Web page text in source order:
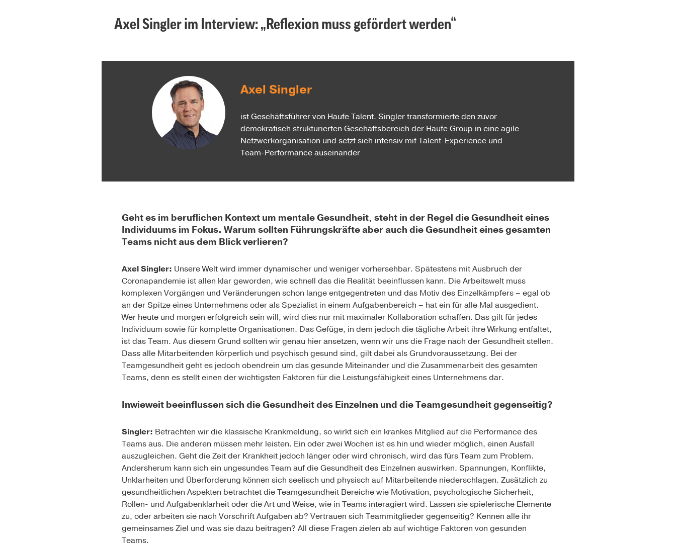
Axel Singler im Interview: „Reflexion muss gefördert werden“
Axel Singler
ist Geschäftsführer von Haufe Talent. Singler transformierte den zuvor
demokratisch strukturierten Geschäftsbereich der Haufe Group in eine agile
Netzwerkorganisation und setzt sich intensiv mit Talent-Experience und
Team-Performance auseinander
Geht es im beruflichen Kontext um mentale Gesundheit, steht in der Regel die Gesundheit eines
Individuums im Fokus. Warum sollten Führungskräfte aber auch die Gesundheit eines gesamten
Teams nicht aus dem Blick verlieren?
Axel Singler: Unsere Welt wird immer dynamischer und weniger vorhersehbar. Spätestens mit Ausbruch der
Coronapandemie ist allen klar geworden, wie schnell das die Realität beeinflussen kann. Die Arbeitswelt muss
komplexen Vorgängen und Veränderungen schon lange entgegentreten und das Motiv des Einzelkämpfers – egal ob
an der Spitze eines Unternehmens oder als Spezialist in einem Aufgabenbereich – hat ein für alle Mal ausgedient.
Wer heute und morgen erfolgreich sein will, wird dies nur mit maximaler Kollaboration schaffen. Das gilt für jedes
Individuum sowie für komplette Organisationen. Das Gefüge, in dem jedoch die tägliche Arbeit ihre Wirkung entfaltet,
ist das Team. Aus diesem Grund sollten wir genau hier ansetzen, wenn wir uns die Frage nach der Gesundheit stellen.
Dass alle Mitarbeitenden körperlich und psychisch gesund sind, gilt dabei als Grundvoraussetzung. Bei der
Teamgesundheit geht es jedoch obendrein um das gesunde Miteinander und die Zusammenarbeit des gesamten
Teams, denn es stellt einen der wichtigsten Faktoren für die Leistungsfähigkeit eines Unternehmens dar.
Inwieweit beeinflussen sich die Gesundheit des Einzelnen und die Teamgesundheit gegenseitig?
Singler: Betrachten wir die klassische Krankmeldung, so wirkt sich ein krankes Mitglied auf die Performance des
Teams aus. Die anderen müssen mehr leisten. Ein oder zwei Wochen ist es hin und wieder möglich, einen Ausfall
auszugleichen. Geht die Zeit der Krankheit jedoch länger oder wird chronisch, wird das fürs Team zum Problem.
Andersherum kann sich ein ungesundes Team auf die Gesundheit des Einzelnen auswirken. Spannungen, Konflikte,
Unklarheiten und Überforderung können sich seelisch und physisch auf Mitarbeitende niederschlagen. Zusätzlich zu
gesundheitlichen Aspekten betrachtet die Teamgesundheit Bereiche wie Motivation, psychologische Sicherheit,
Rollen- und Aufgabenklarheit oder die Art und Weise, wie in Teams interagiert wird. Lassen sie spielerische Elemente
zu, oder arbeiten sie nach Vorschrift Aufgaben ab? Vertrauen sich Teammitglieder gegenseitig? Kennen alle ihr
gemeinsames Ziel und was sie dazu beitragen? All diese Fragen zielen ab auf wichtige Faktoren von gesunden
Teams.